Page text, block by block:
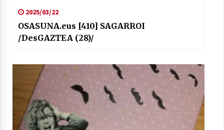
2025/03/22
OSASUNA.eus [410] SAGARROI
/DesGAZTEA (28)/